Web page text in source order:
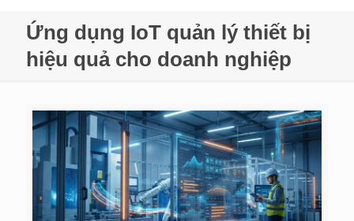
Ứng dụng IoT quản lý thiết bị
hiệu quả cho doanh nghiệp